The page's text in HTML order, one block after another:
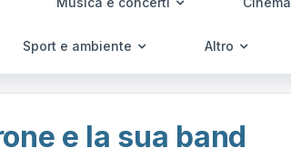
Sport e ambiente Altro
e la sua band